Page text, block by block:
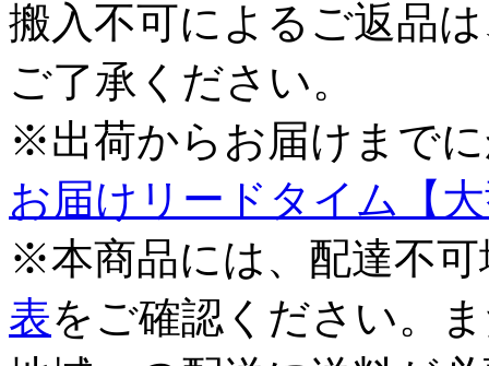
搬入不可によるご返品
ご了承ください。
※出荷からお届けまで
お届けリードタイム【
※本商品には、配達不
表をご確認ください。